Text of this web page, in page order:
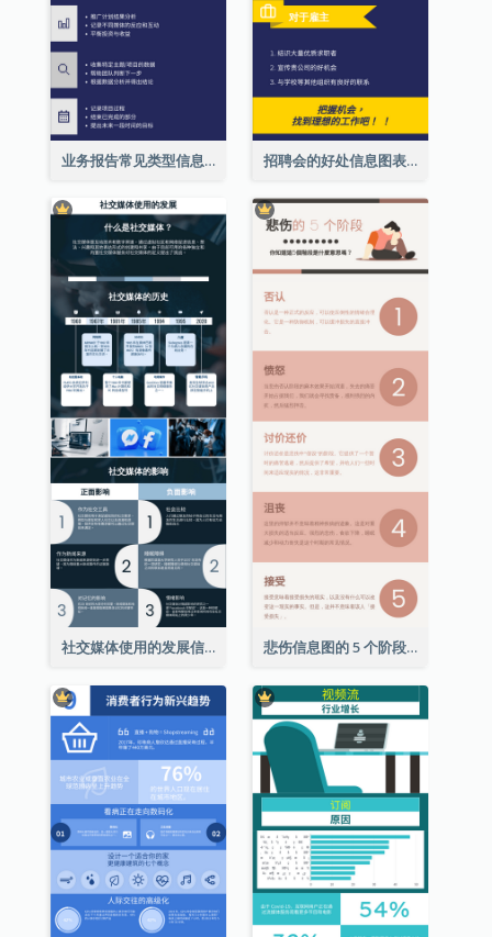
业务报告常见类型信息图表 招聘会的好处信息图表
社交媒体使用的发展信息图表 悲伤信息图的 5 个阶段（附解释）